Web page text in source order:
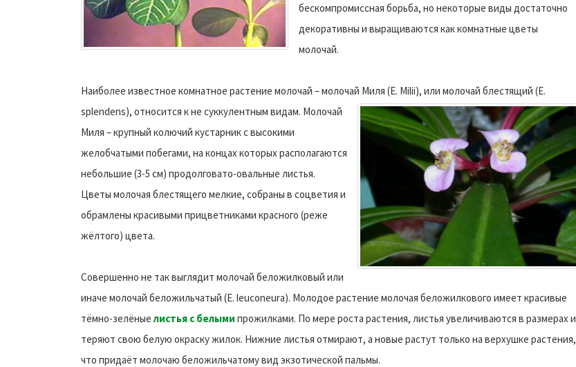
бескомпромиссная борьба, но некоторые виды достаточно
декоративны и выращиваются как комнатные цветы
молочай.
Наиболее известное комнатное растение молочай – молочай Миля (E. Milii), или молочай блестящий (E.
splendens), относится к не суккулентным видам. Молочай
Миля – крупный колючий кустарник с высокими
желобчатыми побегами, на концах которых располагаются
небольшие (3-5 см) продолговато-овальные листья.
Цветы молочая блестящего мелкие, собраны в соцветия и
обрамлены красивыми прицветниками красного (реже
жёлтого) цвета.
Совершенно не так выглядит молочай беложилковый или
иначе молочай беложильчатый (E. leuconeura). Молодое растение молочая беложилкового имеет красивые
тёмно-зелёные листья с белыми прожилками. По мере роста растения, листья увеличиваются в размерах и
теряют свою белую окраску жилок. Нижние листья отмирают, а новые растут только на верхушке растения,
что придаёт молочаю беложильчатому вид экзотической пальмы.